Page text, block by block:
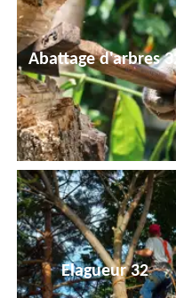
Abattage d'arbres 32
Elagueur 32